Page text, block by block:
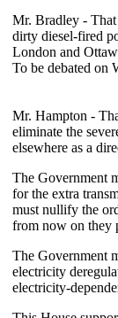
Mr. Bradley -
dirty diesel-fired
London and
To be debated on
Mr. Hampton -
eliminate the
elsewhere as a
The Government
for the extra
must nullify the
from now on they
The Government
electricity
electricity-